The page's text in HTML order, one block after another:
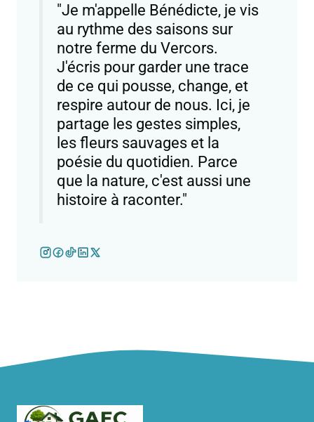
"Je m'appelle Bénédicte, je vis
au rythme des saisons sur
notre ferme du Vercors.
J'écris pour garder une trace
de ce qui pousse, change, et
respire autour de nous. Ici, je
partage les gestes simples,
les fleurs sauvages et la
poésie du quotidien. Parce
que la nature, c'est aussi une
histoire à raconter."